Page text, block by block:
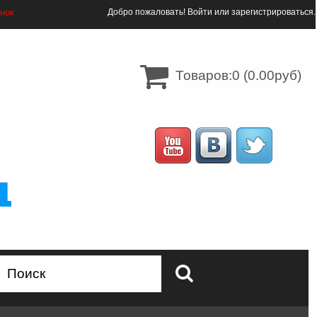
Добро пожаловать! Войти или зарегистрироваться.
Товаров:0 (0.00руб)